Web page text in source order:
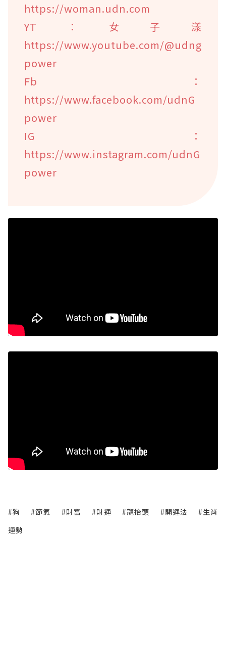
https://woman.udn.com
YT：女子漾
https://www.youtube.com/@udng
power
Fb：
https://www.facebook.com/udnG
power
IG：
https://www.instagram.com/udnG
power
#狗 #節氣 #財富 #財運 #龍抬頭 #開運法
#生肖
運勢